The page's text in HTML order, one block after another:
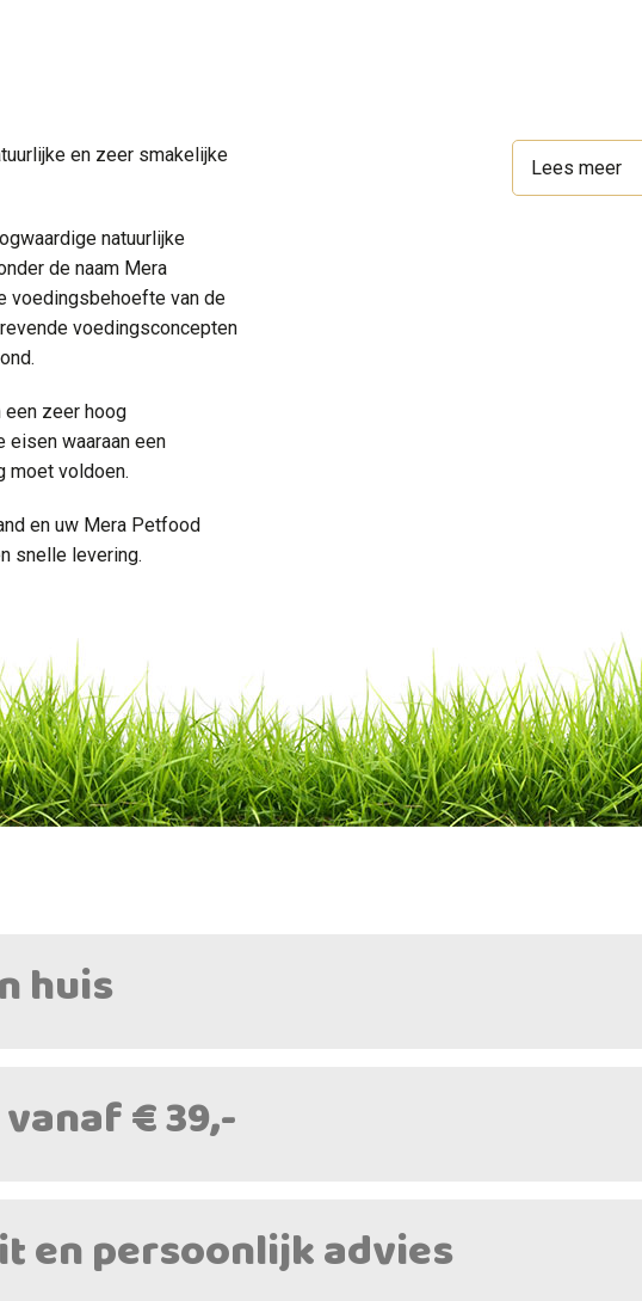
en zeer smakelijke
natuurlijke
de naam Mera
voedingsbehoefte van de
voedingsconcepten
een zeer hoog
waaraan een
moet voldoen.
en uw Mera Petfood
snelle levering.
Lees meer
huis
€ 39,-
en persoonlijk advies